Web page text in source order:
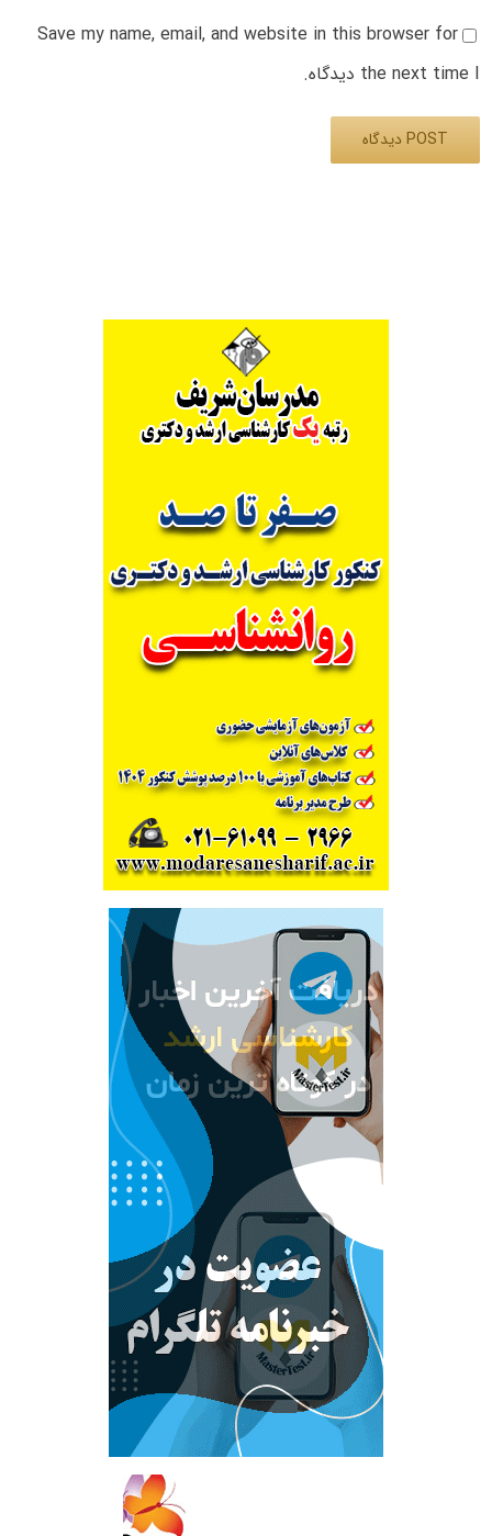
Save my name, email, and website in this browser for
the next time I دیدگاه.